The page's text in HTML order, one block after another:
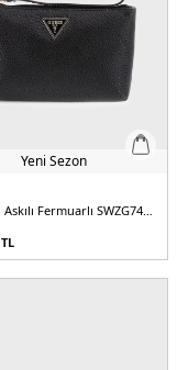
Yeni Sezon
Laurel El Askılı Fermuarlı SWZG7459145 Kadın Cüzdan
TL